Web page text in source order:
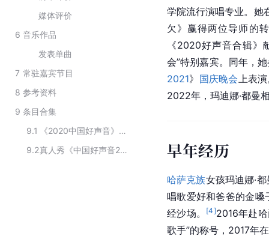
媒体评价
6 音乐作品
发表单曲
7 常驻嘉宾节目
8 参考资料
9 条目合集
9.1
《2020中国好声音》前20强
9.2
真人秀《中国好声音2020》李健战队学员
学院流行演唱专业。她
欠》赢得两位导师的
《2020好声音合辑》
会”特别嘉宾。同年，
2021》 国庆晚会 上表
2022年，玛迪娜·都曼
早年经历
哈萨克族女孩玛迪娜·
唱歌爱好和爸爸的金嗓
经沙场。
[4]2016年赴
歌手”的称号，2017年